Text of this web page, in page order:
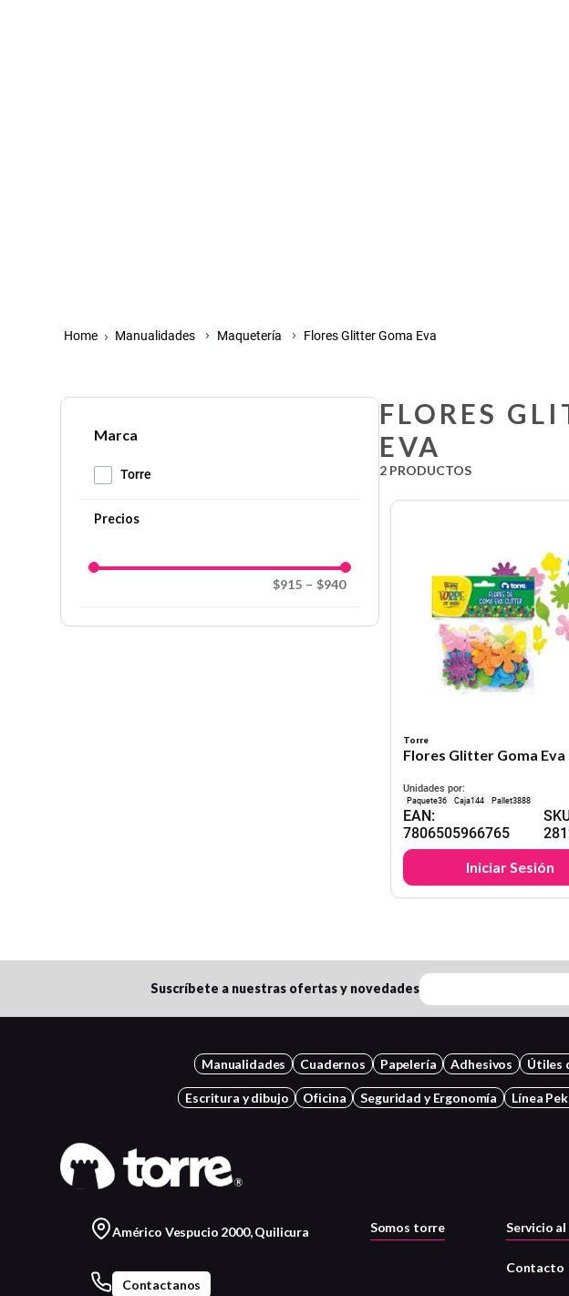
Manualidades Maquetería Flores Glitter Goma Eva
Marca
Torre
$915 – $940
FLORES
EVA
2 PRODUCTOS
Torre
Flores Glitter Goma Eva
Unidades por:
36 144 3888
EAN:
7806505966765
Iniciar Sesión
Suscríbete a nuestras ofertas y novedades
Manualidades Cuadernos Papelería Adhesivos Útiles
Escritura y dibujo Oficina Seguridad y Ergonomía Línea
Américo Vespucio 2000, Quilicura
Contactanos
Somos torre Servicio
Contacto